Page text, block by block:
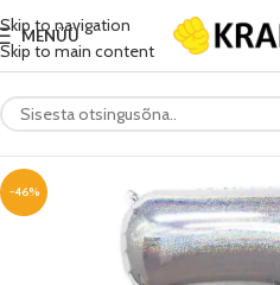
Skip to navigation
Skip to main content
MENÜÜ
-46%